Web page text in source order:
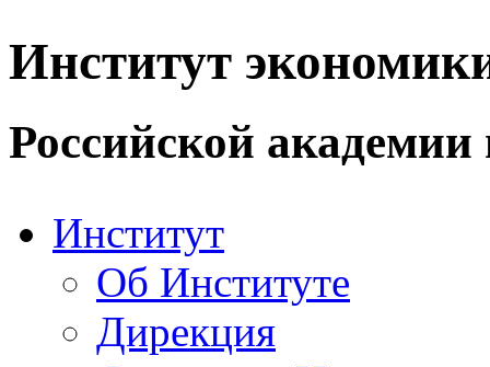
Институт
Российской академии
Институт
Об Институте
Дирекция